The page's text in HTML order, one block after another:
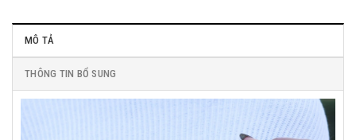
MÔ TẢ
THÔNG TIN BỔ SUNG